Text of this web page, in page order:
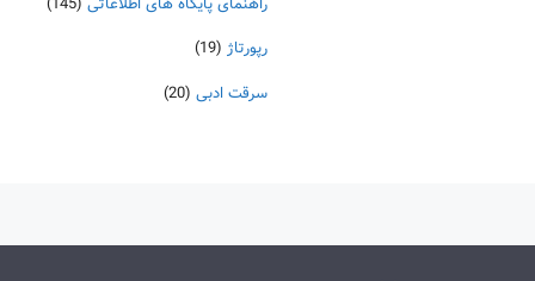
رپورتاژ (19)
سرقت ادبی (20)